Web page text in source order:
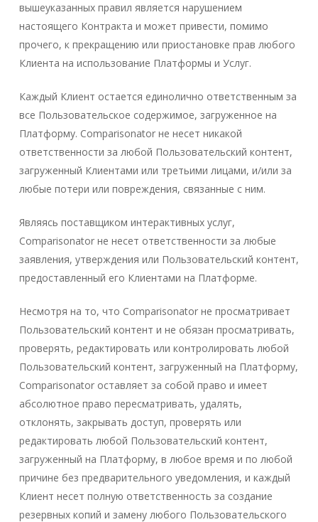
вышеуказанных правил является нарушением
настоящего Контракта и может привести, помимо
прочего, к прекращению или приостановке прав любого
Клиента на использование Платформы и Услуг.
Каждый Клиент остается единолично ответственным за
все Пользовательское содержимое, загруженное на
Платформу. Comparisonator не несет никакой
ответственности за любой Пользовательский контент,
загруженный Клиентами или третьими лицами, и/или за
любые потери или повреждения, связанные с ним.
Являясь поставщиком интерактивных услуг,
Comparisonator не несет ответственности за любые
заявления, утверждения или Пользовательский контент,
предоставленный его Клиентами на Платформе.
Несмотря на то, что Comparisonator не просматривает
Пользовательский контент и не обязан просматривать,
проверять, редактировать или контролировать любой
Пользовательский контент, загруженный на Платформу,
Comparisonator оставляет за собой право и имеет
абсолютное право пересматривать, удалять,
отклонять, закрывать доступ, проверять или
редактировать любой Пользовательский контент,
загруженный на Платформу, в любое время и по любой
причине без предварительного уведомления, и каждый
Клиент несет полную ответственность за создание
резервных копий и замену любого Пользовательского